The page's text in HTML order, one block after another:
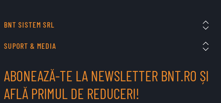
BNT SISTEM SRL
SUPORT & MEDIA
ABONEAZĂ-TE LA NEWSLETTER BNT.RO ȘI
AFLĂ PRIMUL DE REDUCERI!